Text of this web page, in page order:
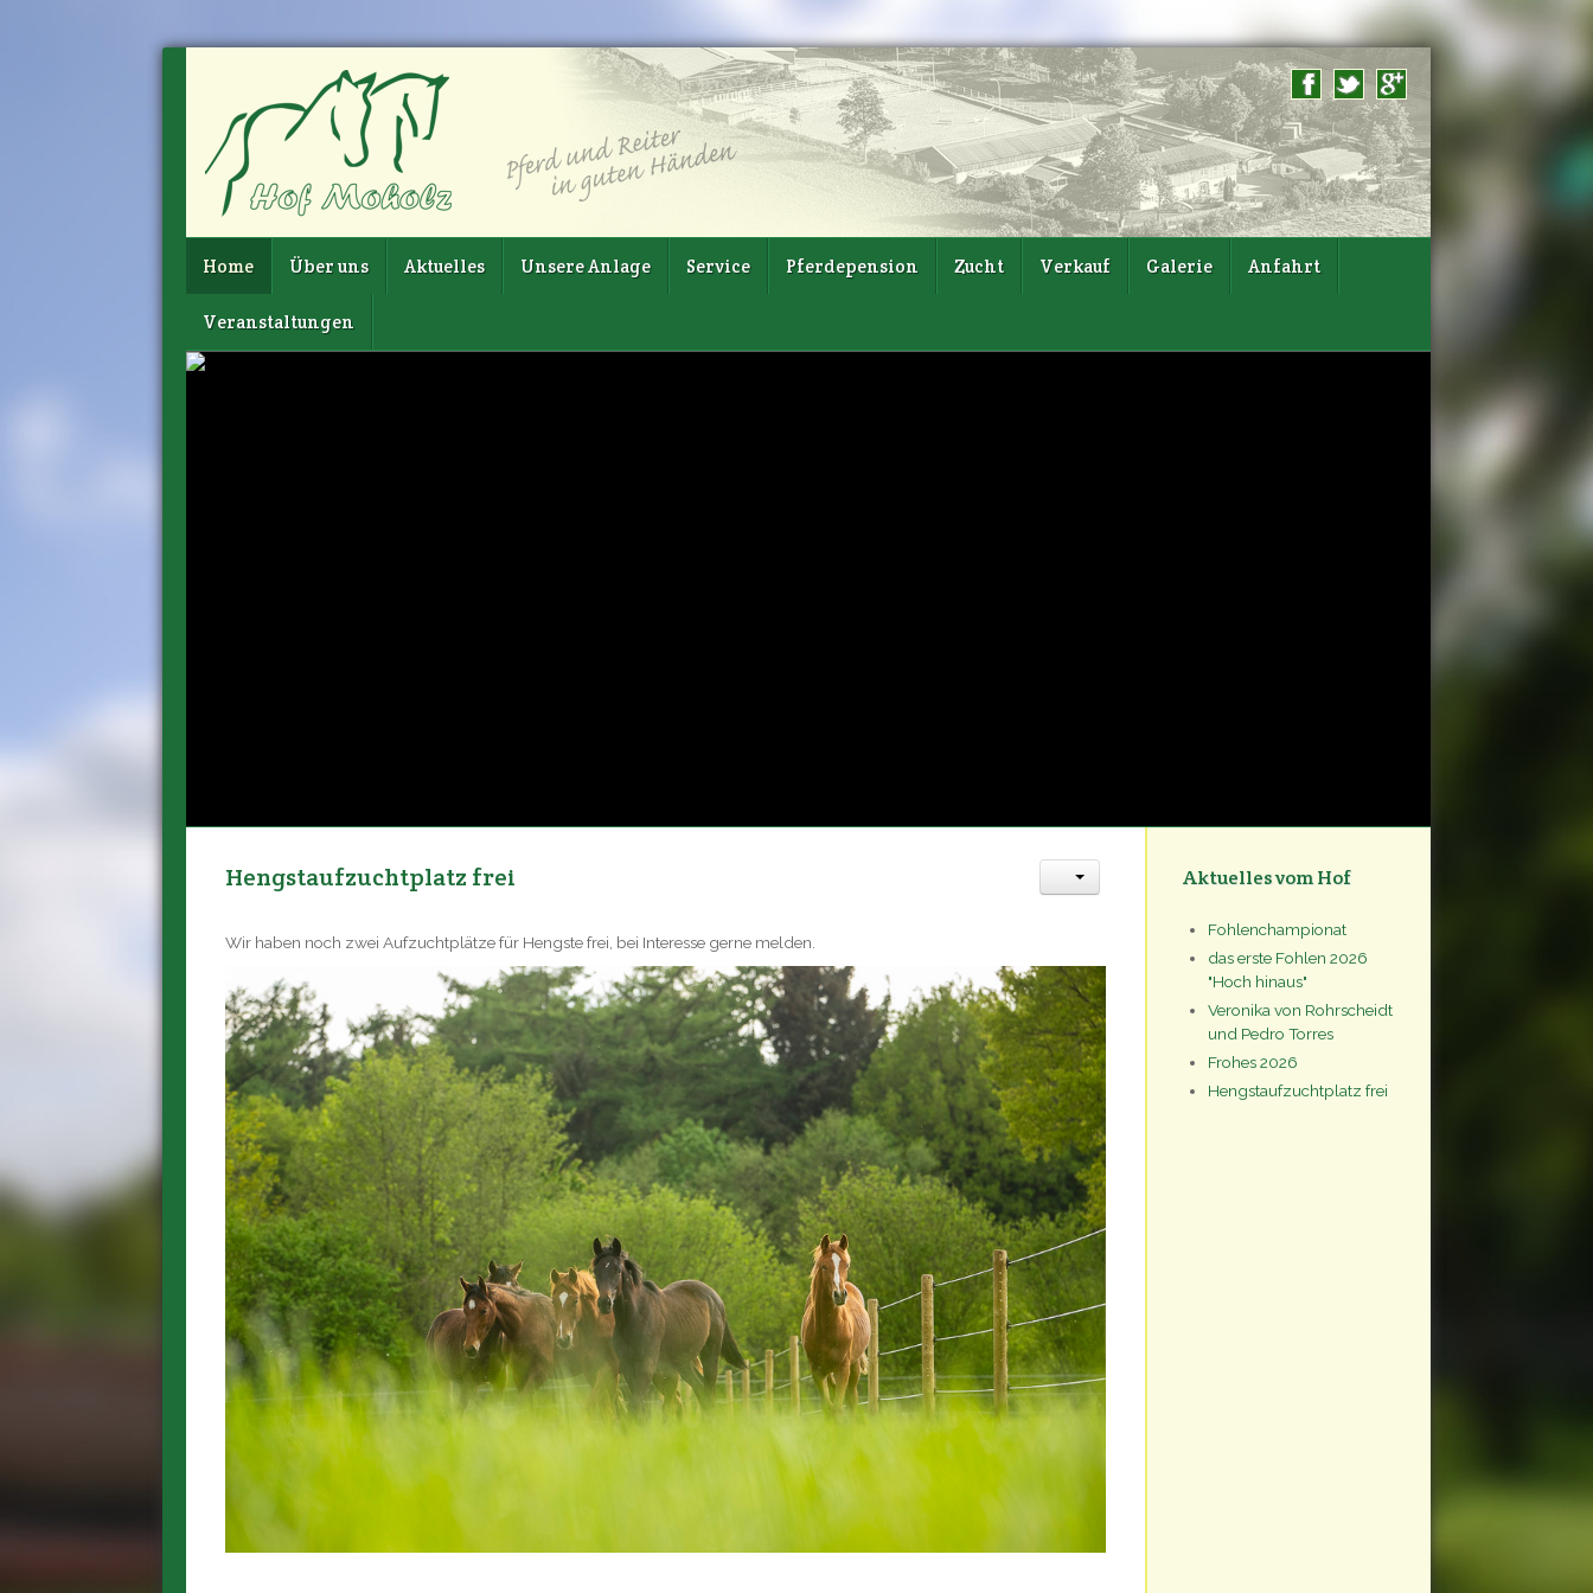
Home Über uns Aktuelles Unsere Anlage Service Pferdepension Zucht Verkauf Galerie Anfahrt
Veranstaltungen
Hengstaufzuchtplatz frei
Wir haben noch zwei Aufzuchtplätze für Hengste frei, bei Interesse gerne melden.
Aktuelles vom Hof
Fohlenchampionat
das erste Fohlen 2026
"Hoch hinaus"
Veronika von Rohrscheidt
und Pedro Torres
Frohes 2026
Hengstaufzuchtplatz frei